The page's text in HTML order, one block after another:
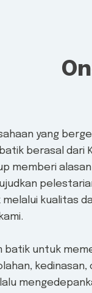
yang
berasal dari
memberi
kualitas
batik untuk
kedinasan,